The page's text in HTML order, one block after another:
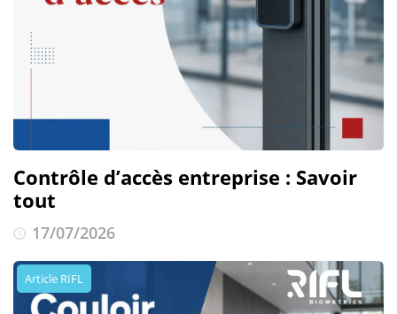
Contrôle d’accès entreprise : Savoir
tout
17/07/2026
Article RIFL